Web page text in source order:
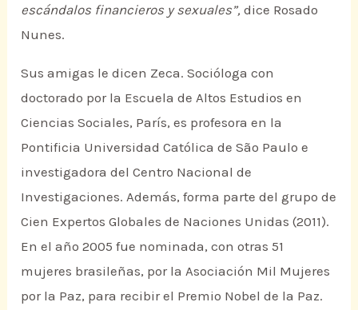
escándalos financieros y sexuales”, dice Rosado
Nunes.
Sus amigas le dicen Zeca. Socióloga con
doctorado por la Escuela de Altos Estudios en
Ciencias Sociales, París, es profesora en la
Pontificia Universidad Católica de São Paulo e
investigadora del Centro Nacional de
Investigaciones. Además, forma parte del grupo de
Cien Expertos Globales de Naciones Unidas (2011).
En el año 2005 fue nominada, con otras 51
mujeres brasileñas, por la Asociación Mil Mujeres
por la Paz, para recibir el Premio Nobel de la Paz.